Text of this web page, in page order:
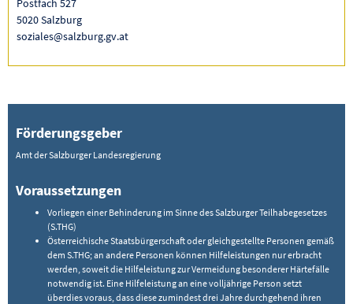
5020 Salzburg
soziales@salzburg.gv.at
Förderungsgeber
Amt der Salzburger Landesregierung
Voraussetzungen
Vorliegen einer Behinderung im Sinne des Salzburger Teilhabegesetzes
(S.THG)
Österreichische Staatsbürgerschaft oder gleichgestellte Personen gemäß
dem S.THG; an andere Personen können Hilfeleistungen nur erbracht
werden, soweit die Hilfeleistung zur Vermeidung besonderer Härtefälle
notwendig ist. Eine Hilfeleistung an eine volljährige Person setzt
überdies voraus, dass diese zumindest drei Jahre durchgehend ihren